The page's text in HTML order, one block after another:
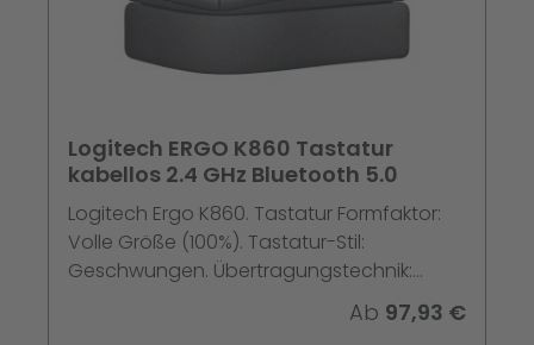
Logitech ERGO K860 Tastatur
kabellos 2.4 GHz Bluetooth 5.0
Logitech Ergo K860. Tastatur Formfaktor:
Volle Größe (100%). Tastatur-Stil:
Geschwungen. Übertragungstechnik:
Kabellos, Geräteschnittstelle: RF Wireless +
Bluetooth, Tastaturaufbau: QWERTZ.
Ab 97,93 €